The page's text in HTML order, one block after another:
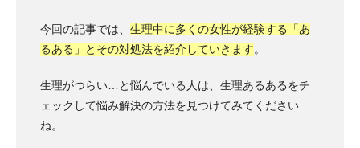
今回の記事では、 生理中に多くの女性が経験する「あ
るある」とその対処法を紹介していきます。
生理がつらい…と悩んでいる人は、生理あるあるをチ
ェックして悩み解決の方法を見つけてみてください
ね。